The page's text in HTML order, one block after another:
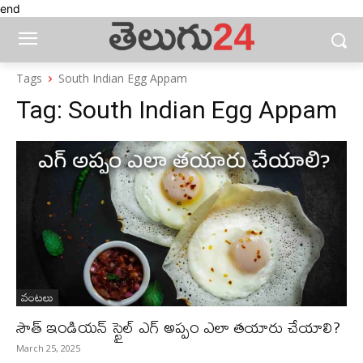
end
Tags South Indian Egg Appam
Tag: South Indian Egg Appam
వంటలు
సౌత్ ఇండియన్ స్టైల్ ఎగ్ అప్పం ఎలా తయారు చేయాలి?
March 25, 2025